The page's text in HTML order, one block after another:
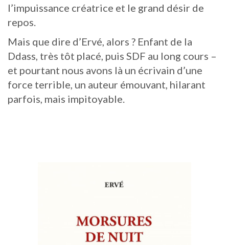
l’impuissance créatrice et le grand désir de
repos.
Mais que dire d’Ervé, alors ? Enfant de la
Ddass, très tôt placé, puis SDF au long cours –
et pourtant nous avons là un écrivain d’une
force terrible, un auteur émouvant, hilarant
parfois, mais impitoyable.